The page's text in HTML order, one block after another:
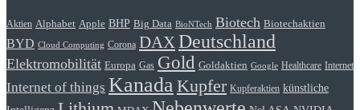
Aktien Alphabet Apple BHP Big Data BioNTech Biotech Biotechaktien
BYD Cloud Computing Corona DAX Deutschland
Elektromobilität Europa Gas Gold Goldaktien Google Healthcare Internet
Internet of things Kanada Kupfer Kupferaktien künstliche